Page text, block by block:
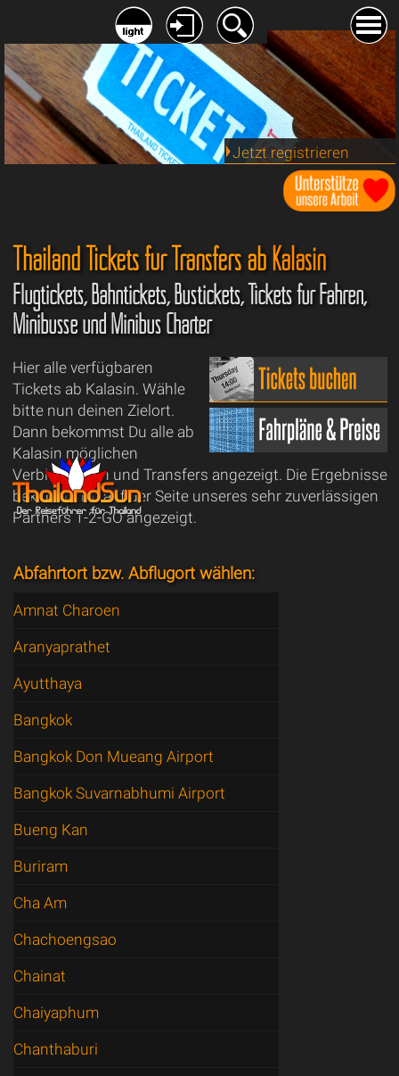
Jetzt registrieren
Thailand Tickets für Transfers abKalasin
Flugtickets, Bahntickets, Bustickets, Tickets für Fähren,
Minibusse und Minibus Charter
Hier alle verfügbaren
Tickets ab Kalasin. Wähle
bitte nun deinen Zielort.
Dann bekommst Du alle ab
Kalasin möglichen
Verbindungen und Transfers angezeigt. Die Ergebnisse
bekommt Du auf der Seite unseres sehr zuverlässigen
Partners 1-2-GO angezeigt.
Abfahrtort bzw. Abflugort wählen:
Amnat Charoen
Aranyaprathet
Ayutthaya
Bangkok
Bangkok Don Mueang Airport
Bangkok Suvarnabhumi Airport
Bueng Kan
Buriram
Cha Am
Chachoengsao
Chainat
Chaiyaphum
Chanthaburi